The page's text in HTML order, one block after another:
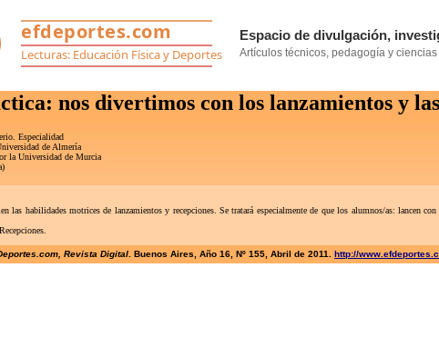
nos divertimos con los lanzamientos y
Especialidad
de Almería
la Universidad de Murcia
las habilidades motrices de lanzamientos y recepciones. Se tratará especialmente de que los alumnos/as: lancen
Revista Digital . Buenos Aires, Año 16, Nº 155, Abril de 2011. http://